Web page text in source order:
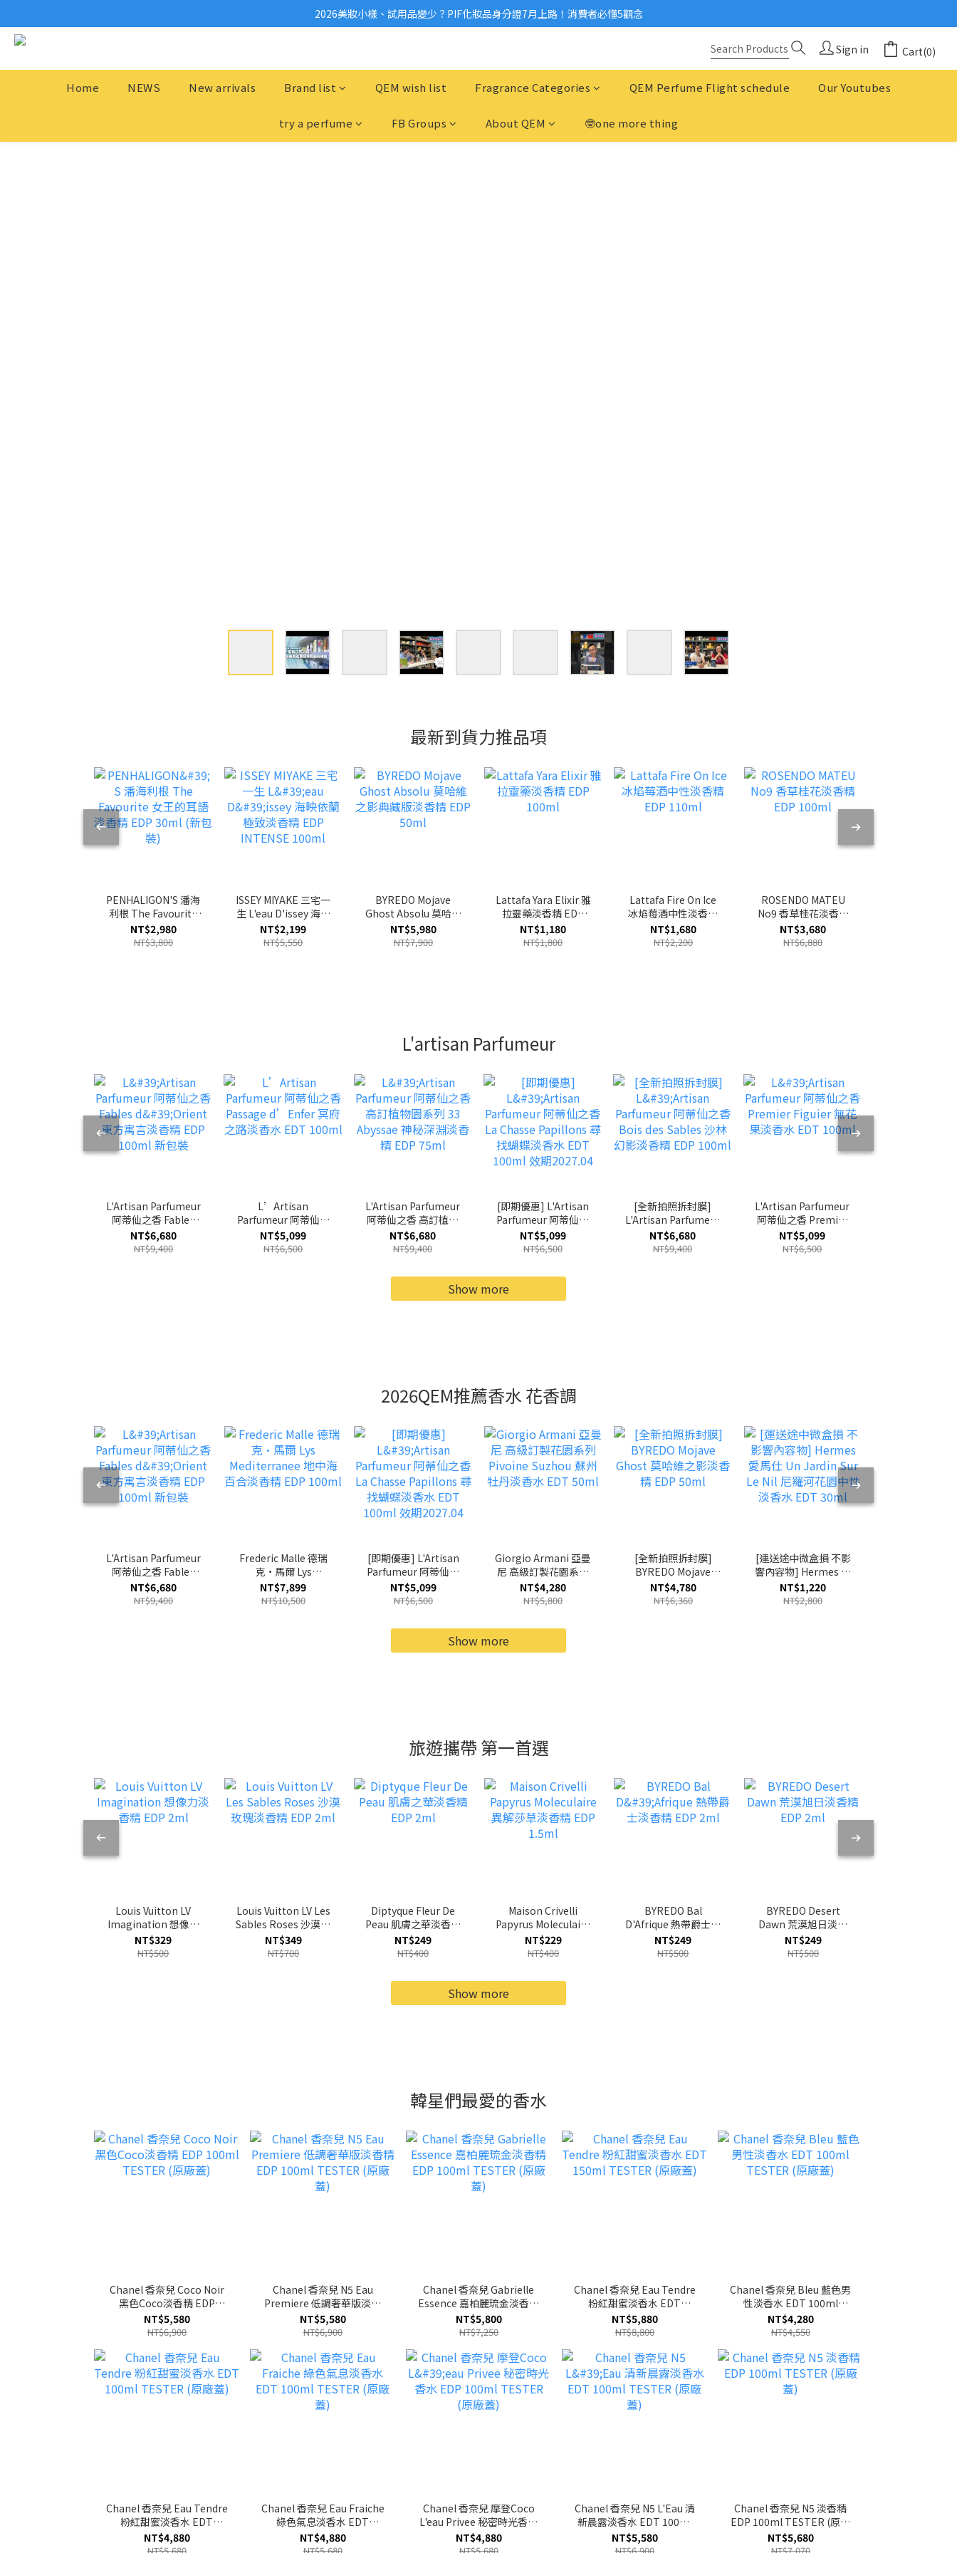
2026美妝小樣、試用品變少？PIF化妝品身分證7月上路！消費者必懂5觀念
2026美妝小樣、試用品變少？PIF化妝品身分證7月上路！消費者必懂5觀念
2026美妝小樣、試用品變少？PIF化妝品身分證7月上路！消費者必懂5觀念
Sign in Cart(0)
Home NEWS New arrivals Brand list QEM wish list Fragrance Categories QEM Perfume Flight schedule Our Youtubes
try a perfume FB Groups About QEM 🤓one more thing
最新到貨力推品項
PENHALIGON'S 潘海
利根 The Favourite
女王的耳語淡香精
EDP 30ml (新包裝)
NT$2,980
NT$3,800
ISSEY MIYAKE 三宅一
生 L'eau D'issey 海映
依蘭極致淡香精 EDP
INTENSE 100ml
NT$2,199
NT$5,550
BYREDO Mojave
Ghost Absolu 莫哈維
之影典藏版淡香精
EDP 50ml
NT$5,980
NT$7,900
Lattafa Yara Elixir 雅
拉靈藥淡香精 EDP
100ml
NT$1,180
NT$1,800
Lattafa Fire On Ice
冰焰莓酒中性淡香精
EDP 110ml
NT$1,680
NT$2,200
ROSENDO MATEU
No9 香草桂花淡香精
EDP 100ml
NT$3,680
NT$6,880
L'artisan Parfumeur
L'Artisan Parfumeur
阿蒂仙之香 Fables
d'Orient 東方寓言淡
香精 EDP 100ml 新包
NT$6,680
NT$9,400
L’Artisan
Parfumeur 阿蒂仙之
香Passage d’Enfer
冥府之路淡香水 EDT
NT$5,099
NT$6,500
L'Artisan Parfumeur
阿蒂仙之香 高訂植物
園系列 33 Abyssae 神
秘深淵淡香精 EDP
NT$6,680
NT$9,400
[即期優惠] L'Artisan
Parfumeur 阿蒂仙之
香 La Chasse
Papillons 尋找蝴蝶淡
2027.04
NT$5,099
NT$6,500
[全新拍照拆封膜]
L'Artisan Parfumeur
阿蒂仙之香 Bois des
Sables 沙林幻影淡香
NT$6,680
NT$9,400
L'Artisan Parfumeur
阿蒂仙之香 Premier
Figuier 無花果淡香水
EDT 100ml
NT$5,099
NT$6,500
Show more
2026QEM推薦香水 花香調
L'Artisan Parfumeur
阿蒂仙之香 Fables
d'Orient 東方寓言淡
香精 EDP 100ml 新包
NT$6,680
NT$9,400
Frederic Malle 德瑞
克·馬爾 Lys
Mediterranee 地中海
百合淡香精 EDP
NT$7,899
NT$10,500
[即期優惠] L'Artisan
Parfumeur 阿蒂仙之
香 La Chasse
Papillons 尋找蝴蝶淡
2027.04
NT$5,099
NT$6,500
Giorgio Armani 亞曼
尼 高級訂製花園系列
Pivoine Suzhou 蘇州
牡丹淡香水 EDT
NT$4,280
NT$5,800
[全新拍照拆封膜]
BYREDO Mojave
Ghost 莫哈維之影淡
香精 EDP 50ml
NT$4,780
NT$6,360
[運送途中微盒損 不影
響內容物] Hermes 愛
馬仕 Un Jardin Sur
Le Nil 尼羅河花園中
NT$1,220
NT$2,800
Show more
旅遊攜帶 第一首選
Louis Vuitton LV
Imagination 想像力
淡香精 EDP 2ml
NT$329
NT$500
Louis Vuitton LV Les
Sables Roses 沙漠玫
瑰淡香精 EDP 2ml
NT$349
NT$700
Diptyque Fleur De
Peau 肌膚之華淡香精
EDP 2ml
NT$249
NT$400
Maison Crivelli
Papyrus Moleculaire
異解莎草淡香精 EDP
1.5ml
NT$229
NT$400
BYREDO Bal
D'Afrique 熱帶爵士淡
香精 EDP 2ml
NT$249
NT$500
BYREDO Desert
Dawn 荒漠旭日淡香
精 EDP 2ml
NT$249
NT$500
Show more
韓星們最愛的香水
Chanel 香奈兒 Coco Noir
黑色Coco淡香精 EDP
100ml TESTER (原廠蓋)
NT$5,580
NT$6,900
Chanel 香奈兒 N5 Eau
Premiere 低調奢華版淡香
精 EDP 100ml TESTER (原
廠蓋)
NT$5,580
NT$6,900
Chanel 香奈兒 Gabrielle
Essence 嘉柏麗琉金淡香精
EDP 100ml TESTER (原廠
蓋)
NT$5,800
NT$7,250
Chanel 香奈兒 Eau Tendre
粉紅甜蜜淡香水 EDT
150ml TESTER (原廠蓋)
NT$5,880
NT$8,800
Chanel 香奈兒 Bleu 藍色男
性淡香水 EDT 100ml
TESTER (原廠蓋)
NT$4,280
NT$4,550
Chanel 香奈兒 Eau Tendre
粉紅甜蜜淡香水 EDT
100ml TESTER (原廠蓋)
NT$4,880
Chanel 香奈兒 Eau Fraiche
綠色氣息淡香水 EDT
100ml TESTER (原廠蓋)
NT$4,880
Chanel 香奈兒 摩登Coco
L'eau Privee 秘密時光香水
EDP 100ml TESTER (原廠
蓋)
NT$4,880
Chanel 香奈兒 N5 L'Eau 清
新晨露淡香水 EDT 100ml
TESTER (原廠蓋)
NT$5,580
Chanel 香奈兒 N5 淡香精
EDP 100ml TESTER (原廠
蓋)
NT$5,680